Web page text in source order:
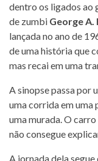
dentro os ligados ao
de zumbi George A.
lançada no ano de
de uma história que
mas recai em uma
A sinopse passa por
uma corrida em uma
uma murada. O
não consegue
A jornada dela